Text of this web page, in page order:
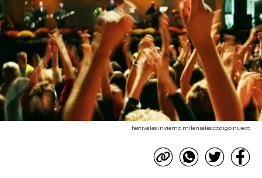
festivales invierno mileniales codigo nuevo